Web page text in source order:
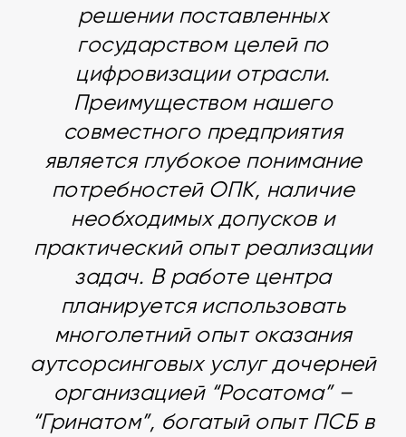
решении поставленных
государством целей по
цифровизации отрасли.
Преимуществом нашего
совместного предприятия
является глубокое понимание
потребностей ОПК, наличие
необходимых допусков и
практический опыт реализации
задач. В работе центра
планируется использовать
многолетний опыт оказания
аутсорсинговых услуг дочерней
организацией “Росатома” –
“Гринатом”, богатый опыт ПСБ в